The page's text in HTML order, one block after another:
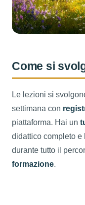
Come si
Le lezioni si
settimana con
piattaforma. Hai un
didattico completo e
durante tutto il
formazione.